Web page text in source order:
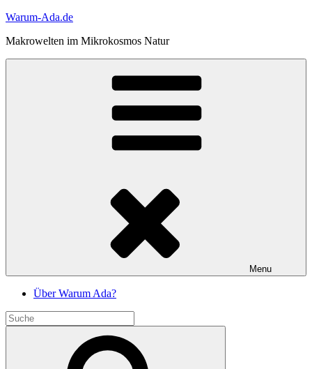
Skip
content
Warum-Ada.de
Makrowelten im Mikrokosmos Natur
Menu
Über Warum Ada?
Search
for: